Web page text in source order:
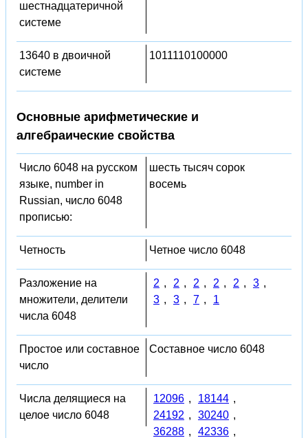
шестнадцатеричной
системе
13640 в двоичной
системе
1011110100000
Основные арифметические и
алгебраические свойства
Число 6048 на русском
языке, number in
Russian, число 6048
прописью:
шесть тысяч сорок
восемь
Четность Четное число 6048
Разложение на
множители, делители
числа 6048
2 , 2 , 2 , 2 , 2 , 3 ,
3 , 3 , 7 , 1
Простое или составное
число
Составное число 6048
Числа делящиеся на
целое число 6048
12096 , 18144 ,
24192 , 30240 ,
36288 , 42336 ,